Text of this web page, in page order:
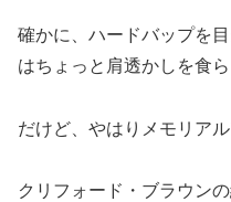
確かに、ハードバップを
はちょっと肩透かしを食ら
だけど、やはりメモリアル
クリフォード・ブラウン